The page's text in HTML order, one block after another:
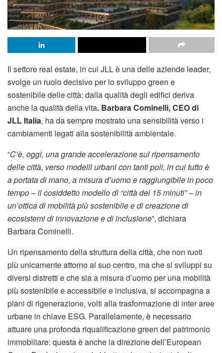
Il settore real estate, in cui JLL è una delle aziende leader,
svolge un ruolo decisivo per lo sviluppo green e
sostenibile delle città: dalla qualità degli edifici deriva
anche la qualità della vita. Barbara Cominelli, CEO di
JLL Italia, ha da sempre mostrato una sensibilità verso i
cambiamenti legati alla sostenibilità ambientale.
“C’è, oggi, una grande accelerazione sul ripensamento
delle città, verso modelli urbani con tanti poli, in cui tutto è
a portata di mano, a misura d’uomo e raggiungibile in poco
tempo – il cosiddetto modello di “città dei 15 minuti” – in
un’ottica di mobilità più sostenibile e di creazione di
ecosistemi di innovazione e di inclusione”, dichiara
Barbara Cominelli.
Un ripensamento della struttura della città, che non ruoti
più unicamente attorno al suo centro, ma che si sviluppi su
diversi distretti e che sia a misura d’uomo per una mobilità
più sostenibile e accessibile e inclusiva, si accompagna a
piani di rigenerazione, volti alla trasformazione di inter aree
urbane in chiave ESG. Parallelamente, è necessario
attuare una profonda riqualificazione green del patrimonio
immobiliare: questa è anche la direzione dell’European